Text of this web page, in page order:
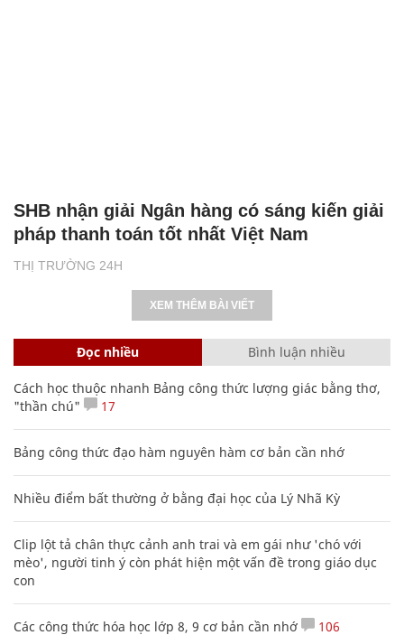
THỊ TRƯỜNG 24H
SHB nhận giải Ngân hàng có sáng kiến giải
pháp thanh toán tốt nhất Việt Nam
XEM THÊM BÀI VIẾT
Đọc nhiều Bình luận nhiều
Cách học thuộc nhanh Bảng công thức lượng giác bằng thơ,
"thần chú"
17
Bảng công thức đạo hàm nguyên hàm cơ bản cần nhớ
Nhiều điểm bất thường ở bằng đại học của Lý Nhã Kỳ
Clip lột tả chân thực cảnh anh trai và em gái như 'chó với
mèo', người tinh ý còn phát hiện một vấn đề trong giáo dục
con
Các công thức hóa học lớp 8, 9 cơ bản cần nhớ 106